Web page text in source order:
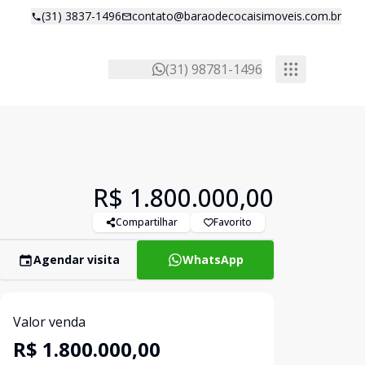
(31) 3837-1496 contato@baraodecocaisimoveis.com.br
(31) 98781-1496
R$ 1.800.000,00
Compartilhar Favorito
Agendar visita WhatsApp
Valor venda
R$ 1.800.000,00